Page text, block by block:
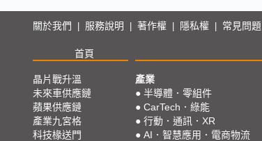
關於我們 服務說明 著作權 隱私權 常見問題
首頁
晶片戰升溫
未來車供應鏈
蘋果供應鏈
產業九宮格
科技椽送門
產業
● 半導體．零組件
● CarTech．綠能
● 行動．通訊．XR
● AI．智慧應用．電商物流